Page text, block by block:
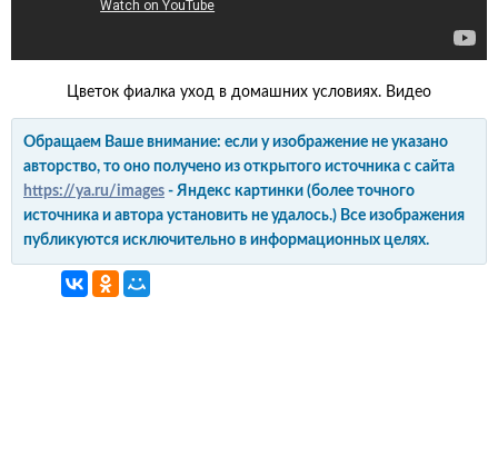
Цветок фиалка уход в домашних условиях. Видео
Обращаем Ваше внимание: если у изображение не указано
авторство, то оно получено из открытого источника с сайта
https://ya.ru/images - Яндекс картинки (более точного
источника и автора установить не удалось.) Все изображения
публикуются исключительно в информационных целях.